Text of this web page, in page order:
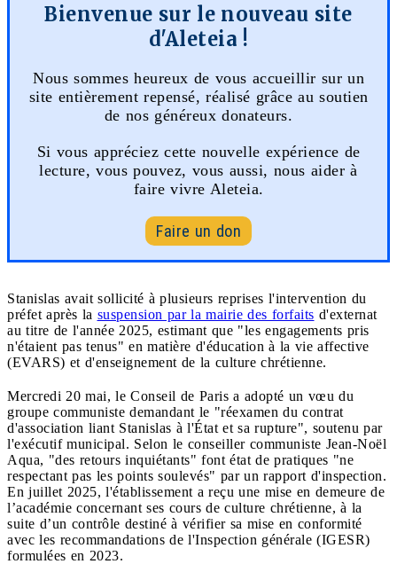
Bienvenue sur le nouveau site
d'Aleteia !
Nous sommes heureux de vous accueillir sur un
site entièrement repensé, réalisé grâce au soutien
de nos généreux donateurs.
Si vous appréciez cette nouvelle expérience de
lecture, vous pouvez, vous aussi, nous aider à
faire vivre Aleteia.
Faire un don
Stanislas avait sollicité à plusieurs reprises l'intervention du
préfet après la suspension par la mairie des forfaits d'externat
au titre de l'année 2025, estimant que "les engagements pris
n'étaient pas tenus" en matière d'éducation à la vie affective
(EVARS) et d'enseignement de la culture chrétienne.
Mercredi 20 mai, le Conseil de Paris a adopté un vœu du
groupe communiste demandant le "réexamen du contrat
d'association liant Stanislas à l'État et sa rupture", soutenu par
l'exécutif municipal. Selon le conseiller communiste Jean-Noël
Aqua, "des retours inquiétants" font état de pratiques "ne
respectant pas les points soulevés" par un rapport d'inspection.
En juillet 2025, l'établissement a reçu une mise en demeure de
l’académie concernant ses cours de culture chrétienne, à la
suite d’un contrôle destiné à vérifier sa mise en conformité
avec les recommandations de l'Inspection générale (IGESR)
formulées en 2023.